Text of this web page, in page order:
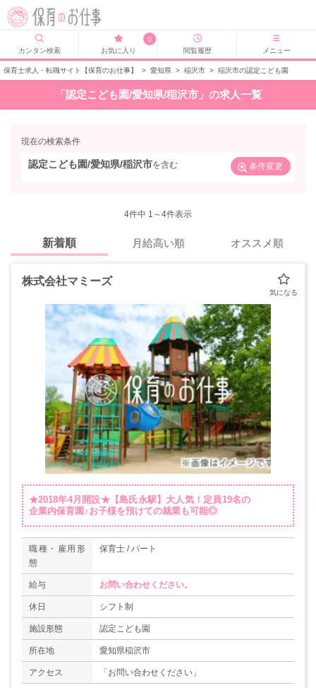
カンタン検索
0
お気に入り
閲覧履歴 メニュー
保育士求人・転職サイト【保育のお仕事】 > 愛知県 > 稲沢市 > 稲沢市の認定こども園
「認定こども園/愛知県/稲沢市」の求人一覧
現在の検索条件
認定こども園/愛知県/稲沢市を含む 条件変更
4件中 1～4件表示
新着順 月給高い順 オススメ順
株式会社マミーズ
★2018年4月開設★【島氏永駅】大人気！定員19名の
企業内保育園♪お子様を預けての就業も可能◎
職種・雇用形
態
保育士 / パート
給与 お問い合わせください。
休日 シフト制
施設形態 認定こども園
所在地 愛知県稲沢市
アクセス 「お問い合わせください」